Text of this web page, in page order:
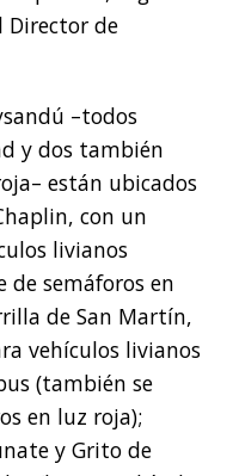
Director de
–todos
y dos también
están ubicados
con un
livianos
de semáforos en
de San Martín,
vehículos livianos
(también se
en luz roja);
y Grito de